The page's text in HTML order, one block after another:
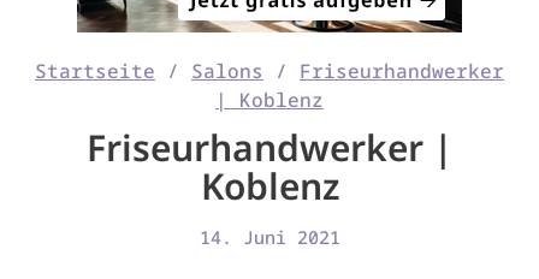
Startseite / Salons / Friseurhandwerker
| Koblenz
Friseurhandwerker |
Koblenz
14. Juni 2021